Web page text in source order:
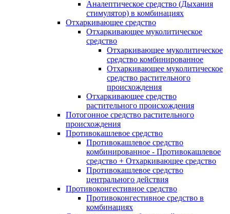
Аналептическое средство (Дыхания
стимулятор) в комбинациях
Отхаркивающее средство
Отхаркивающее муколитическое
средство
Отхаркивающее муколитическое
средство комбинированное
Отхаркивающее муколитическое
средство растительного
происхождения
Отхаркивающее средство
растительного происхождения
Потогонное средство растительного
происхождения
Противокашлевое средство
Противокашлевое средство
комбинированное - Противокашлевое
средство + Отхаркивающее средство
Противокашлевое средство
центрального действия
Противоконгестивное средство
Противоконгестивное средство в
комбинациях